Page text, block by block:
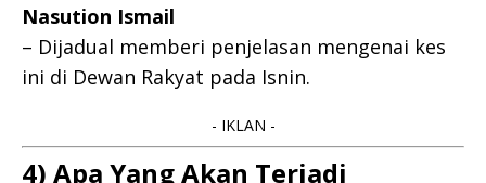
Nasution Ismail
– Dijadual memberi penjelasan mengenai kes
ini di Dewan Rakyat pada Isnin.
- IKLAN -
4) Apa Yang Akan Terjadi